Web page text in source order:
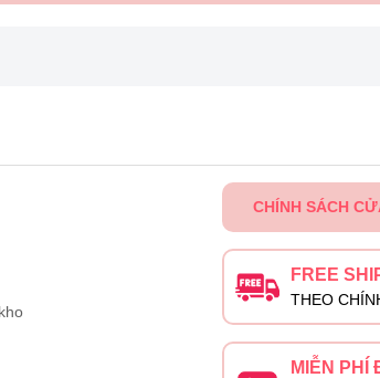
CHÍNH SÁCH
FREE
THEO
MIỄN PHÍ